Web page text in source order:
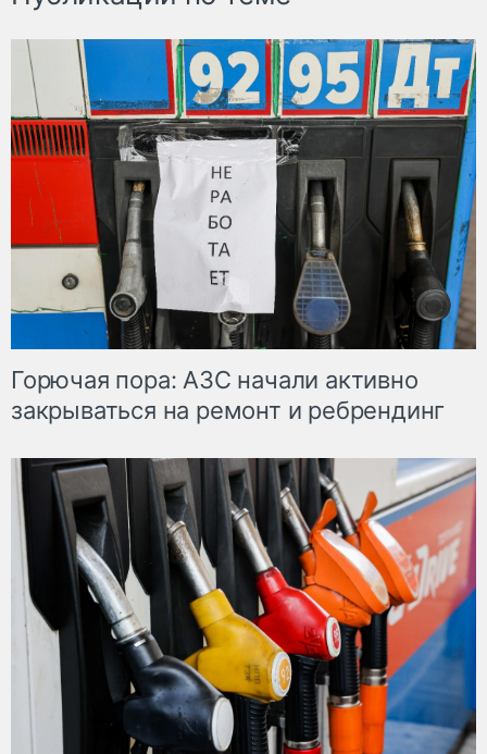
Горючая пора: АЗС начали активно
закрываться на ремонт и ребрендинг